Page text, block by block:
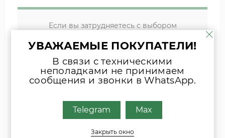
Если вы затрудняетесь с выбором
шильда оборудования или запчасти
удобным для Вас способом
Наши специалисты свяжутся с Вами.
INFO@ZIPKOTLY.RU
УВАЖАЕМЫЕ ПОКУПАТЕЛИ!
В связи с техническими
неполадками не принимаем
сообщения и звонки в WhatsApp.
Telegram Max
Закрыть окно